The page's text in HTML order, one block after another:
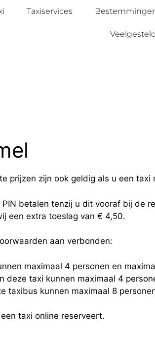
Taxiservices
prijzen zijn ook geldig als u een
betalen tenzij u dit vooraf bij de
een extra toeslag van € 4,50.
aan verbonden:
maximaal 4 personen en
taxi kunnen maximaal 4
taxibus kunnen maximaal 8
taxi online reserveert.